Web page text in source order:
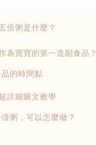
倍粥是什麼？
為寶寶的第一道副食品？
的時間點
詳細圖文教學
粥，可以怎麼做？